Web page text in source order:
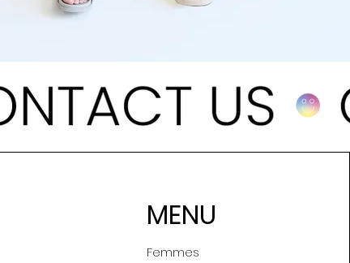
MENU
Femmes